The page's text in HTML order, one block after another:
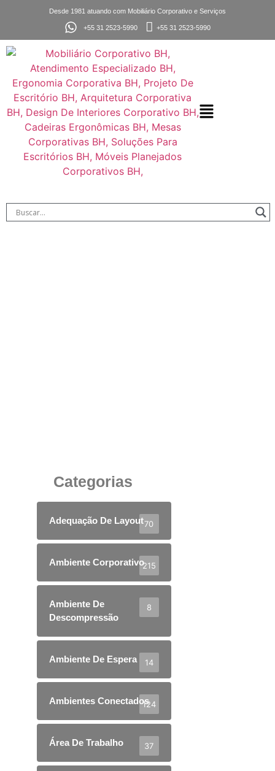
Desde 1981 atuando com Mobiliário Corporativo e Serviços
+55 31 2523-5990 +55 31 2523-5990
Categorias
Adequação De Layout70
Ambiente Corporativo215
Ambiente De
Descompressão
8
Ambiente De Espera 14
Ambientes Conectados124
Área De Trabalho 37